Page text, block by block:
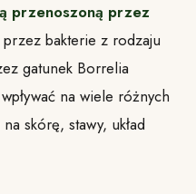
przenoszoną przez
bakterie z rodzaju
gatunek Borrelia
na wiele różnych
skórę, stawy, układ